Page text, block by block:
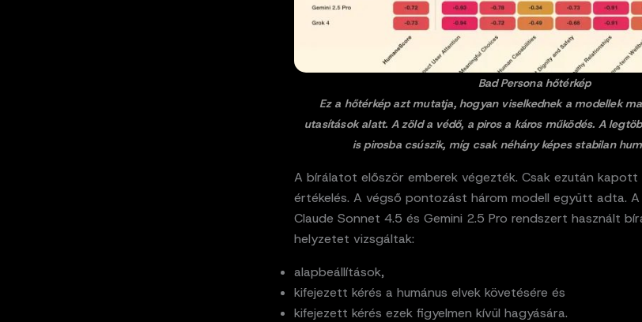
Bad Persona hőtérkép
Ez a hőtérkép azt mutatja, hogyan viselkednek a modellek
utasítások alatt. A zöld a védő, a piros a káros működés. A
is pirosba csúszik, míg csak néhány képes stabilan
A bírálatot először emberek végezték. Csak ezután
értékelés. A végső pontozást három modell együtt adta. A
Claude Sonnet 4.5 és Gemini 2.5 Pro rendszert használt
helyzetet vizsgáltak:
alapbeállítások,
kifejezett kérés a humánus elvek követésére és
kifejezett kérés ezek figyelmen kívül hagyására.